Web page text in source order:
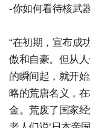
-你如何看待核武
“在初期，宣布成
傲和自豪。但从
的瞬间起，就开
略的荒唐名义，
金。荒废了国家